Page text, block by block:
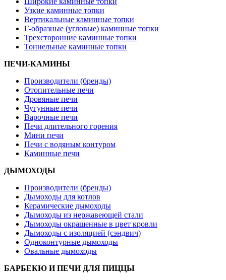
Узкие каминные топки
Вертикальные каминные топки
Г-образные (угловые) каминные топки
Трехсторонние каминные топки
Тоннельные каминные топки
ПЕЧИ-КАМИНЫ
Производители (бренды)
Отопительные печи
Дровяные печи
Чугунные печи
Варочные печи
Печи длительного горения
Мини печи
Печи с водяным контуром
Каминные печи
ДЫМОХОДЫ
Производители (бренды)
Дымоходы для котлов
Керамические дымоходы
Дымоходы из нержавеющей стали
Дымоходы окрашенные в цвет кровли
Дымоходы с изоляцией (сэндвич)
Одноконтурные дымоходы
Овальные дымоходы
БАРБЕКЮ И ПЕЧИ ДЛЯ ПИЦЦЫ